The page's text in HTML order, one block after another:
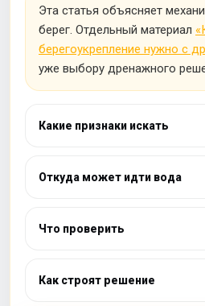
Эта статья объясняет
берег. Отдельный материал
берегоукрепление нужно с
уже выбору дренажного
Какие признаки искать
Откуда может идти вода
Что проверить
Как строят решение